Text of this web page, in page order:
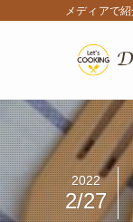
メディアで
2022
2/27